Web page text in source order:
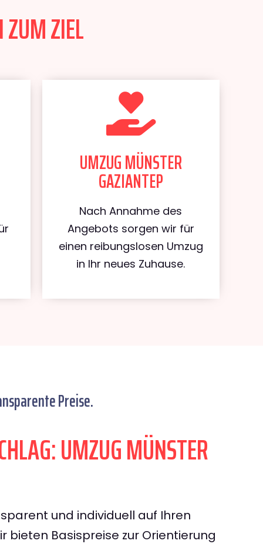
ZIEL
UMZUG MÜNSTER
GAZIANTEP
Nach Annahme des
Angebots sorgen wir für
einen reibungslosen Umzug
in Ihr neues Zuhause.
Preise.
UMZUG MÜNSTER
und individuell auf Ihren
bieten Basispreise zur Orientierung